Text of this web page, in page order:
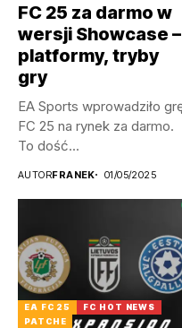
FC 25 za darmo w
wersji Showcase –
platformy, tryby
gry
EA Sports wprowadziło
FC 25 na rynek za darmo.
To dość...
AUTORFRANEK 01/05/2025
EA FC 25
FC HOT NEWS
PATCHE